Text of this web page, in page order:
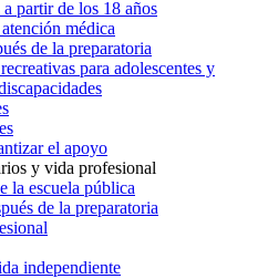
partir de los 18 años
médica
de la preparatoria
para adolescentes y
el apoyo
y vida profesional
la escuela pública
de la preparatoria
independiente